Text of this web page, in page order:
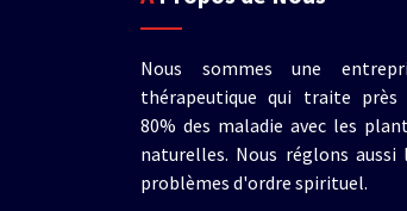
Nous sommes une
thérapeutique qui traite près
80% des maladie avec les
naturelles. Nous réglons aussi
problèmes d'ordre spirituel.